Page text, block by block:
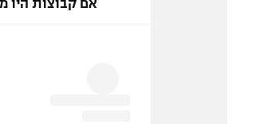
אם קבוצות היו